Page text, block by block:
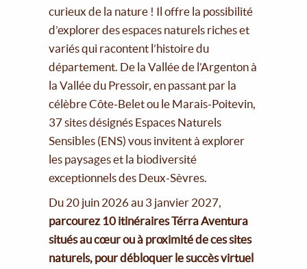
curieux de la nature ! Il offre la possibilité
d’explorer des espaces naturels riches et
variés qui racontent l’histoire du
département. De la Vallée de l’Argenton à
la Vallée du Pressoir, en passant par la
célèbre Côte-Belet ou le Marais-Poitevin,
37 sites désignés Espaces Naturels
Sensibles (ENS) vous invitent à explorer
les paysages et la biodiversité
exceptionnels des Deux-Sèvres.
Du 20 juin 2026 au 3 janvier 2027,
parcourez 10 itinéraires Térra Aventura
situés au cœur ou à proximité de ces sites
naturels, pour débloquer le succès virtuel